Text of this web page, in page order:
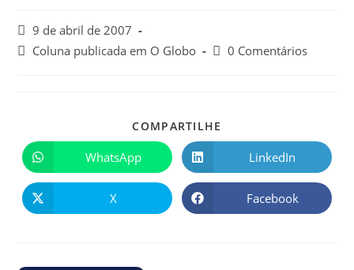
9 de abril de 2007
Coluna publicada em O Globo
0 Comentários
COMPARTILHE
WhatsApp LinkedIn
X Facebook